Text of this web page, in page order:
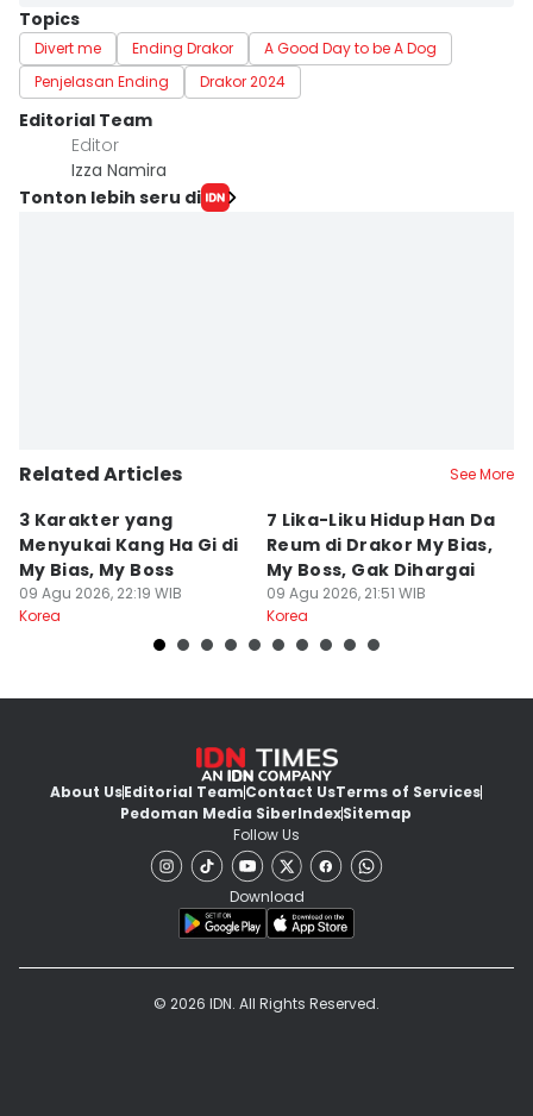
Topics
Divert me Ending Drakor
A Good Day to be A Dog
Penjelasan Ending
Drakor 2024
Editorial Team
Editor
Izza Namira
Tonton lebih seru di
Related Articles See More
3 Karakter yang
Menyukai Kang Ha Gi di
My Bias, My Boss
09 Agu 2026, 22:19 WIB
Korea
7 Lika-Liku Hidup Han Da
Reum di Drakor My Bias,
My Boss, Gak Dihargai
09 Agu 2026, 21:51 WIB
Korea
About UsEditorial TeamContact UsTerms of Services
Pedoman Media SiberIndexSitemap
Follow Us
Download
© 2026 IDN. All Rights Reserved.